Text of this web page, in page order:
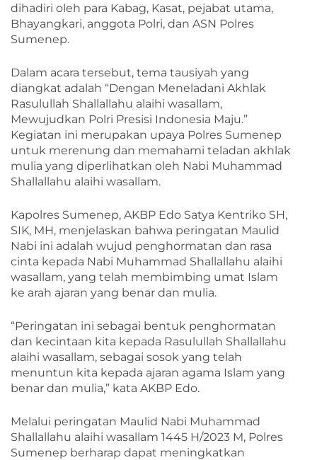
dihadiri oleh para Kabag, Kasat, pejabat utama,
Bhayangkari, anggota Polri, dan ASN Polres
Sumenep.
Dalam acara tersebut, tema tausiyah yang
diangkat adalah “Dengan Meneladani Akhlak
Rasulullah Shallallahu alaihi wasallam,
Mewujudkan Polri Presisi Indonesia Maju.”
Kegiatan ini merupakan upaya Polres Sumenep
untuk merenung dan memahami teladan akhlak
mulia yang diperlihatkan oleh Nabi Muhammad
Shallallahu alaihi wasallam.
Kapolres Sumenep, AKBP Edo Satya Kentriko SH,
SIK, MH, menjelaskan bahwa peringatan Maulid
Nabi ini adalah wujud penghormatan dan rasa
cinta kepada Nabi Muhammad Shallallahu alaihi
wasallam, yang telah membimbing umat Islam
ke arah ajaran yang benar dan mulia.
“Peringatan ini sebagai bentuk penghormatan
dan kecintaan kita kepada Rasulullah Shallallahu
alaihi wasallam, sebagai sosok yang telah
menuntun kita kepada ajaran agama Islam yang
benar dan mulia,” kata AKBP Edo.
Melalui peringatan Maulid Nabi Muhammad
Shallallahu alaihi wasallam 1445 H/2023 M, Polres
Sumenep berharap dapat meningkatkan